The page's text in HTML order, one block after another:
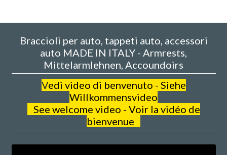
Braccioli per auto, tappeti auto, accessori
auto MADE IN ITALY - Armrests,
Mittelarmlehnen, Accoundoirs
Vedi video di benvenuto - Siehe
Willkommensvideo
See welcome video - Voir la vidéo de
bienvenue